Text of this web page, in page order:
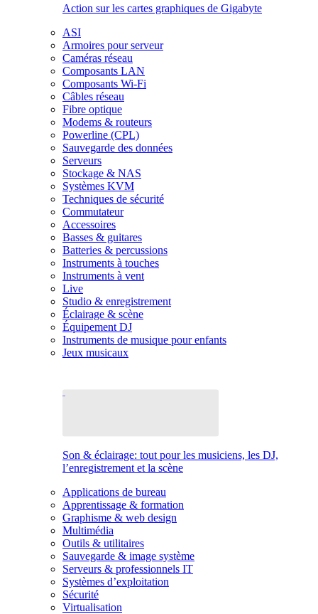
Action sur les cartes graphiques de Gigabyte
ASI
Armoires pour serveur
Caméras réseau
Composants LAN
Composants Wi-Fi
Câbles réseau
Fibre optique
Modems & routeurs
Powerline (CPL)
Sauvegarde des données
Serveurs
Stockage & NAS
Systèmes KVM
Techniques de sécurité
Commutateur
Accessoires
Basses & guitares
Batteries & percussions
Instruments à touches
Instruments à vent
Live
Studio & enregistrement
Éclairage & scène
Équipement DJ
Instruments de musique pour enfants
Jeux musicaux
Son & éclairage: tout pour les musiciens, les DJ,
l’enregistrement et la scène
Applications de bureau
Apprentissage & formation
Graphisme & web design
Multimédia
Outils & utilitaires
Sauvegarde & image système
Serveurs & professionnels IT
Systèmes d’exploitation
Sécurité
Virtualisation